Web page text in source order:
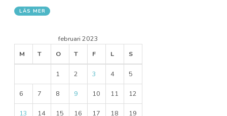
LÄS MER
februari 2023
M
T O T F L S
1 2 3 4 5
6 7 8 9 10 11 12
13 14 15 16 17 18 19